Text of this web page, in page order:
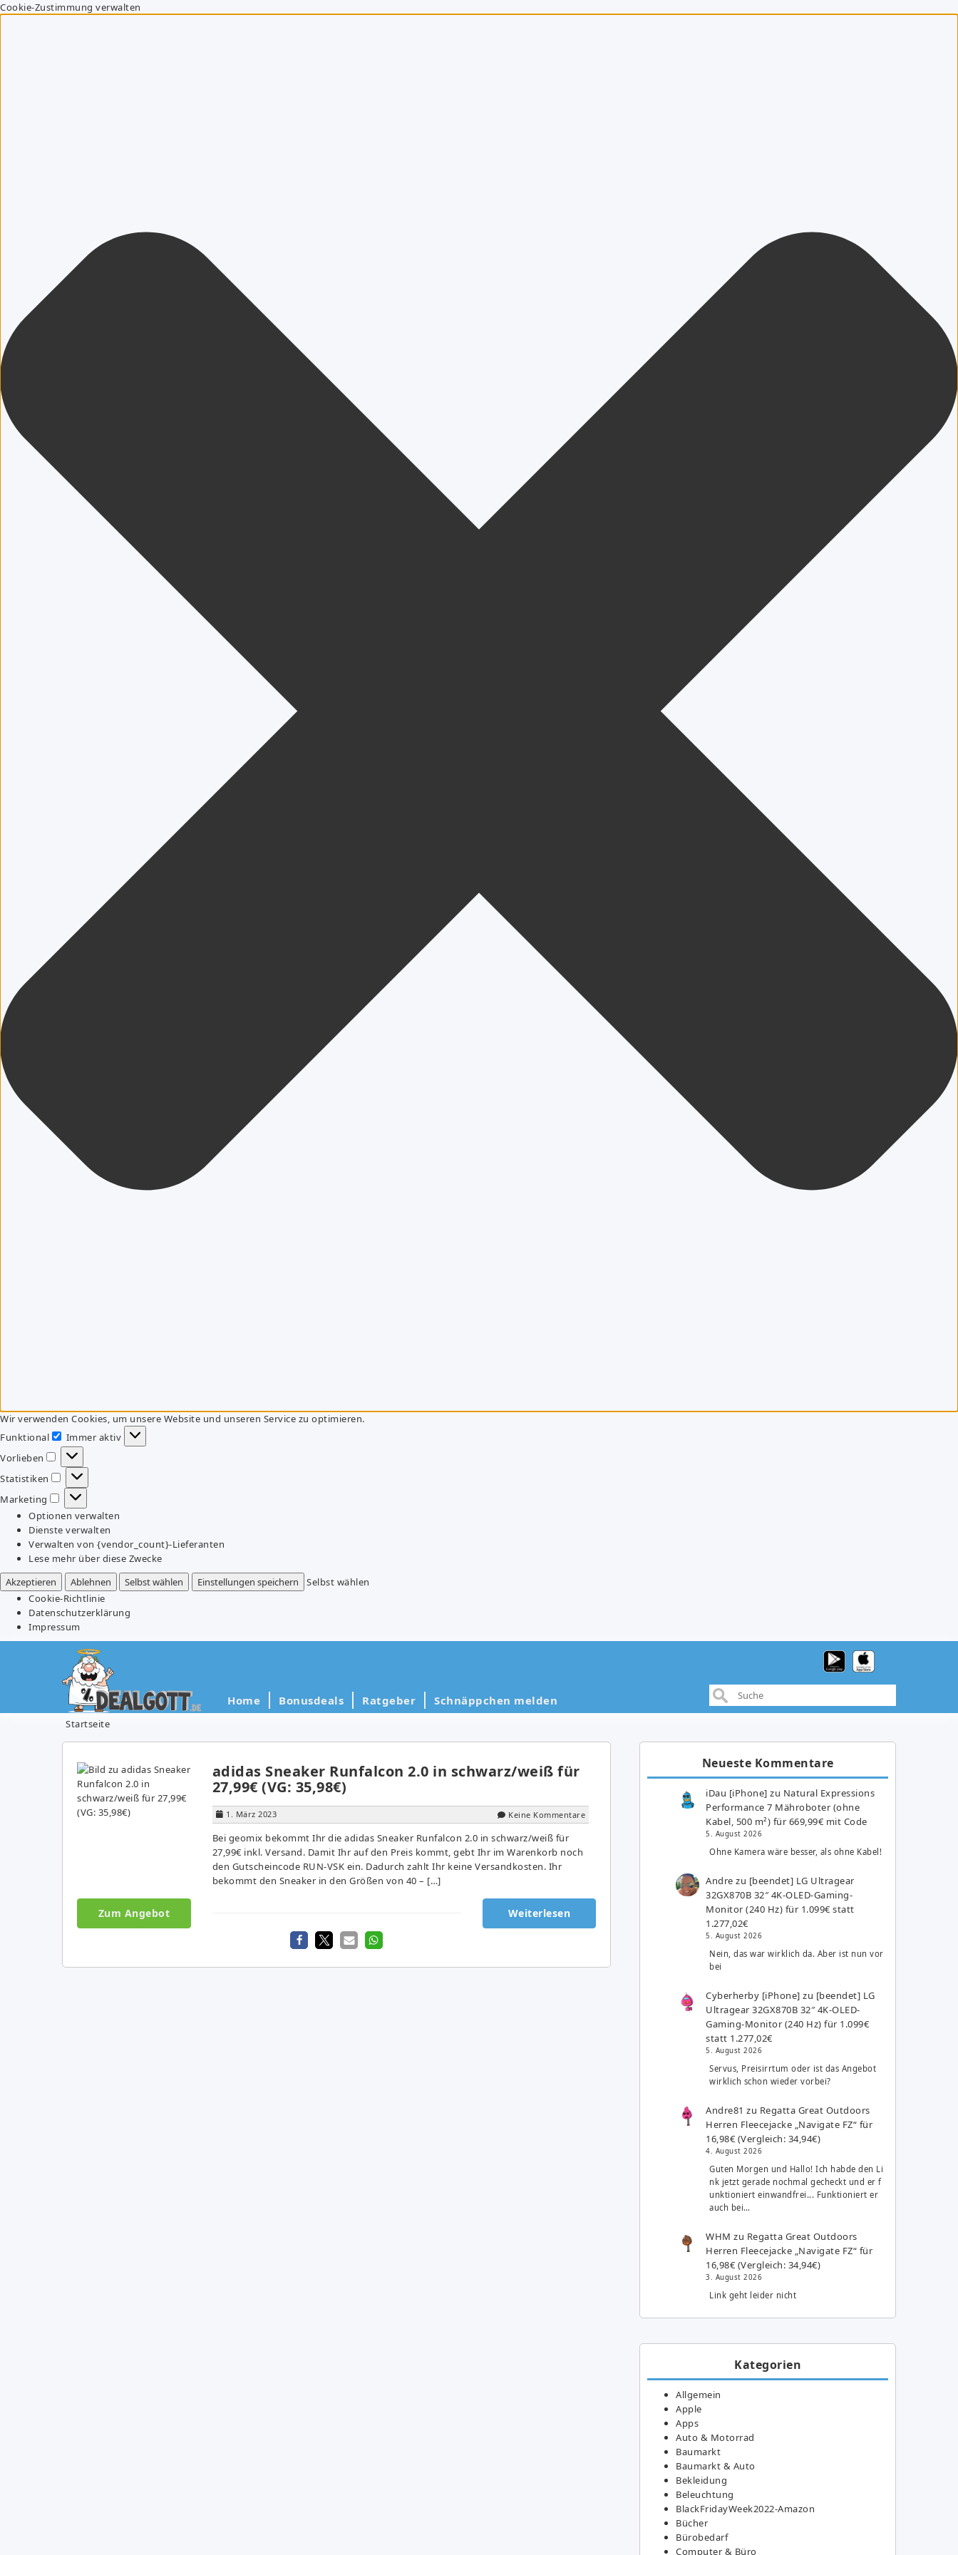
Cookie-Zustimmung verwalten
Wir verwenden Cookies, um unsere Website und unseren Service zu optimieren.
Funktional
Funktional
Immer aktiv
Vorlieben
Vorlieben
Statistiken
Statistiken
Marketing
Marketing
Optionen verwalten
Dienste verwalten
Verwalten von {vendor_count}-Lieferanten
Lese mehr über diese Zwecke
Akzeptieren
Ablehnen Selbst wählen Einstellungen speichern
Selbst wählen
Cookie-Richtlinie
Datenschutzerklärung
Impressum
Home Bonusdeals Ratgeber Schnäppchen melden
Startseite
adidas Sneaker Runfalcon 2.0 in schwarz/weiß für
27,99€ (VG: 35,98€)
1. März 2023 Keine Kommentare
Bei geomix bekommt Ihr die adidas Sneaker Runfalcon 2.0 in schwarz/weiß für
27,99€ inkl. Versand. Damit Ihr auf den Preis kommt, gebt Ihr im Warenkorb noch
den Gutscheincode RUN-VSK ein. Dadurch zahlt Ihr keine Versandkosten. Ihr
bekommt den Sneaker in den Größen von 40 – […]
Zum Angebot Weiterlesen
Neueste Kommentare
iDau [iPhone] zu Natural Expressions
Performance 7 Mähroboter (ohne
Kabel, 500 m²) für 669,99€ mit Code
5. August 2026
Ohne Kamera wäre besser, als ohne Kabel!
Andre zu [beendet] LG Ultragear
32GX870B 32″ 4K-OLED-Gaming-
Monitor (240 Hz) für 1.099€ statt
1.277,02€
5. August 2026
Nein, das war wirklich da. Aber ist nun vor
bei
Cyberherby [iPhone] zu [beendet] LG
Ultragear 32GX870B 32″ 4K-OLED-
Gaming-Monitor (240 Hz) für 1.099€
statt 1.277,02€
5. August 2026
Servus, Preisirrtum oder ist das Angebot
wirklich schon wieder vorbei?
Andre81 zu Regatta Great Outdoors
Herren Fleecejacke „Navigate FZ“ für
16,98€ (Vergleich: 34,94€)
4. August 2026
Guten Morgen und Hallo! Ich habde den Li
nk jetzt gerade nochmal gecheckt und er f
unktioniert einwandfrei... Funktioniert er
auch bei…
WHM zu Regatta Great Outdoors
Herren Fleecejacke „Navigate FZ“ für
16,98€ (Vergleich: 34,94€)
3. August 2026
Link geht leider nicht
Kategorien
Allgemein
Apple
Apps
Auto & Motorrad
Baumarkt
Baumarkt & Auto
Bekleidung
Beleuchtung
BlackFridayWeek2022-Amazon
Bücher
Bürobedarf
Computer & Büro